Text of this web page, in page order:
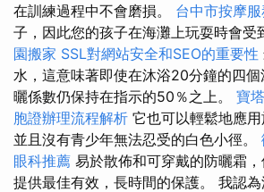
在訓練過程中不會磨損。 台中市按摩服
子，因此您的孩子在海灘上玩耍時會受
園搬家 SSL對網站安全和SEO的重要性
水，這意味著即使在沐浴20分鐘的四
曬係數仍保持在指示的50％之上。 寶
胞證辦理流程解析 它也可以輕鬆地應用
並且沒有青少年無法忍受的白色小徑。
眼科推薦 易於散佈和可穿戴的防曬霜
提供最佳有效，長時間的保護。 我認